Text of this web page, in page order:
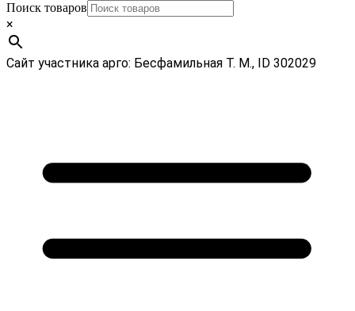
Поиск товаров
×
Сайт участника арго: Бесфамильная Т. М., ID 302029